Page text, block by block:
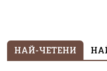
НАЙ-ЧЕТЕНИ